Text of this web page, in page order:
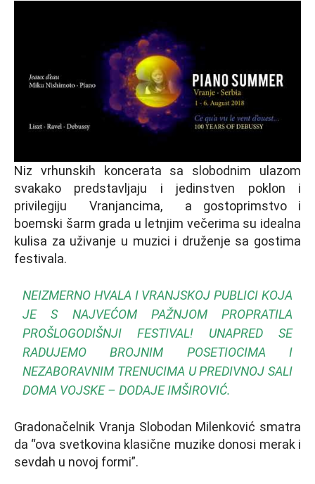
Niz vrhunskih koncerata sa slobodnim ulazom
svakako predstavljaju i jedinstven poklon i
privilegiju Vranjancima, a gostoprimstvo i
boemski šarm grada u letnjim večerima su idealna
kulisa za uživanje u muzici i druženje sa gostima
festivala.
NEIZMERNO HVALA I VRANJSKOJ PUBLICI KOJA
JE S NAJVEĆOM PAŽNJOM PROPRATILA
PROŠLOGODIŠNJI FESTIVAL! UNAPRED SE
RADUJEMO BROJNIM POSETIOCIMA I
NEZABORAVNIM TRENUCIMA U PREDIVNOJ SALI
DOMA VOJSKE – DODAJE IMŠIROVIĆ.
Gradonačelnik Vranja Slobodan Milenković smatra
da “ova svetkovina klasične muzike donosi merak i
sevdah u novoj formi”.